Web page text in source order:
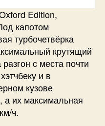
Edition,
капотом
турбочетвёрка
крутящий
с места почти
и в
кузове
а их максимальная
ч.